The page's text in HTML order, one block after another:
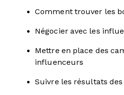
Comment trouver les
Négocier avec les
Mettre en place des
influenceurs
Suivre les résultats